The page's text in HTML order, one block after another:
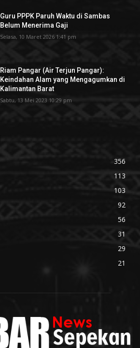
Guru PPPK Paruh Waktu di Sambas
Belum Menerima Gaji
Selasa, 10 Maret 2026 1:41 pm
Riam Pangar (Air Terjun Pangar):
Keindahan Alam yang Mengagumkan di
Kalimantan Barat
Sabtu, 13 Mei 2023 10:29 pm
356
113
103
92
56
31
29
21